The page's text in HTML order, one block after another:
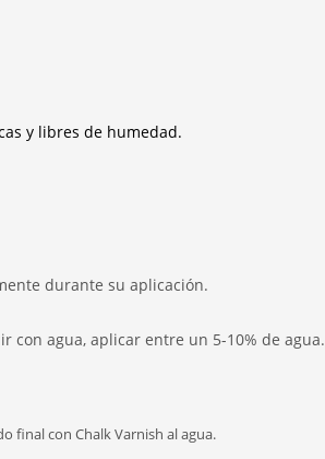
y libres de humedad.
durante su aplicación.
un 5-10% de agua.
final con Chalk Varnish al agua.